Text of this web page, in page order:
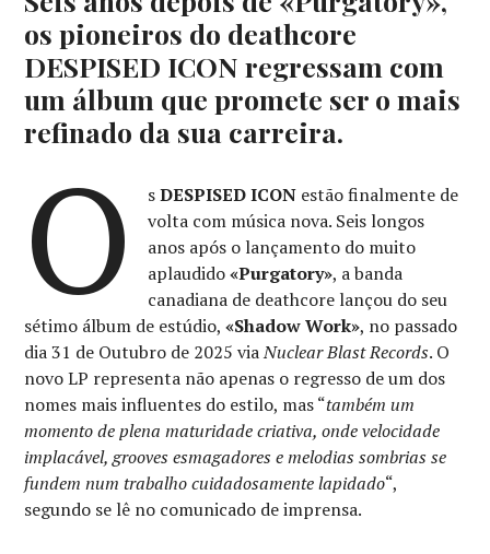
os pioneiros do deathcore
DESPISED ICON regressam com
um álbum que promete ser o mais
refinado da sua carreira.
O sDESPISED ICONestão finalmente de
volta com música nova. Seis longos
anos após o lançamento do muito
aplaudido«Purgatory», a banda
canadiana de deathcore lançou do seu
sétimo álbum de estúdio,«Shadow Work», no passado
dia 31 de Outubro de 2025 viaNuclear Blast Records. O
novo LP representa não apenas o regresso de um dos
nomes mais influentes do estilo, mas “também um
momento de plena maturidade criativa, onde velocidade
implacável, grooves esmagadores e melodias sombrias se
fundem num trabalho cuidadosamente lapidado“,
segundo se lê no comunicado de imprensa.